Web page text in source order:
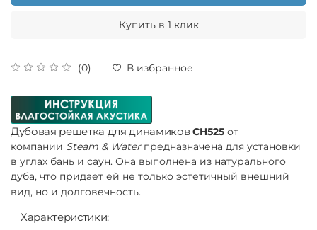
(0) В избранное
Купить в 1 клик
Дубовая решетка для динамиков CH525 от
компании Steam & Waterпредназначена для установки
в углах бань и саун. Она выполнена из натурального
дуба, что придает ей не только эстетичный внешний
вид, но и долговечность.
Характеристики: